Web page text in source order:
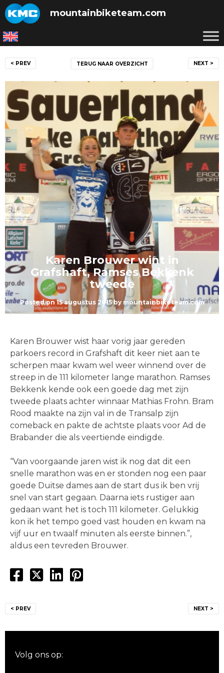
Skip
to
content
mountainbiketeam.com
navigatie
< PREV NEXT >
TERUG NAAR OVERZICHT
Karen Brouwer wint in
Grafshaft, Ramses Bekkenk
tweede
Posted on15 augustus 2015by mountainbiketeam.com
Karen Brouwer wist haar vorig jaar gereden
parkoers record in Grafshaft dit keer niet aan te
scherpen maar kwam wel weer winnend over de
streep in de 111 kilometer lange marathon. Ramses
Bekkenk kende ook een goede dag met zijn
tweede plaats achter winnaar Mathias Frohn. Bram
Rood maakte na zijn val in de Transalp zijn
comeback en pakte de achtste plaats voor Ad de
Brabander die als veertiende eindigde.
“Van voorgaande jaren wist ik nog dat dit een
snelle marathon was en er stonden nog een paar
goede Duitse dames aan de start dus ik ben vrij
snel van start gegaan. Daarna iets rustiger aan
gedaan want het is toch 111 kilometer. Gelukkig
kon ik het tempo goed vast houden en kwam na
vijf uur en twaalf minuten als eerste binnen.”,
aldus een tevreden Brouwer.
navigatie
< PREV NEXT >
Volg ons op: